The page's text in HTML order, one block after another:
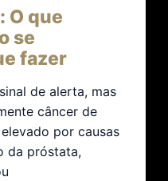
O que
se
fazer
de alerta, mas
câncer de
por causas
da próstata,